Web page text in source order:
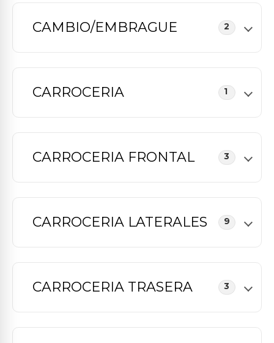
CAMBIO/EMBRAGUE 2
CARROCERIA 1
CARROCERIA FRONTAL 3
CARROCERIA LATERALES 9
CARROCERIA TRASERA 3